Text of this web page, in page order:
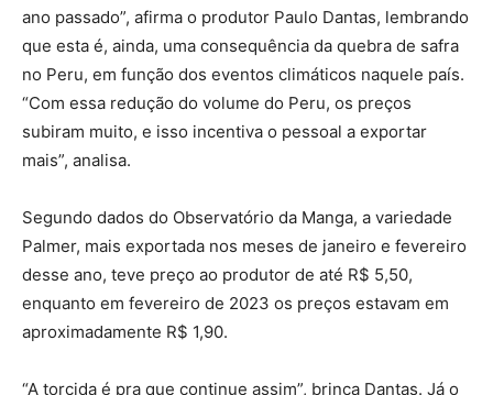
ano passado”, afirma o produtor Paulo Dantas, lembrando
que esta é, ainda, uma consequência da quebra de safra
no Peru, em função dos eventos climáticos naquele país.
“Com essa redução do volume do Peru, os preços
subiram muito, e isso incentiva o pessoal a exportar
mais”, analisa.
Segundo dados do Observatório da Manga, a variedade
Palmer, mais exportada nos meses de janeiro e fevereiro
desse ano, teve preço ao produtor de até R$ 5,50,
enquanto em fevereiro de 2023 os preços estavam em
aproximadamente R$ 1,90.
“A torcida é pra que continue assim”, brinca Dantas. Já o